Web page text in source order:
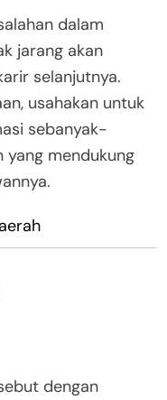
dalam
jarang akan
selanjutnya.
usahakan untuk
sebanyak-
yang mendukung
dengan